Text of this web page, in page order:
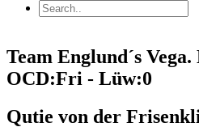
Team Englund´s
OCD:Fri - Lüw:0
Qutie von der